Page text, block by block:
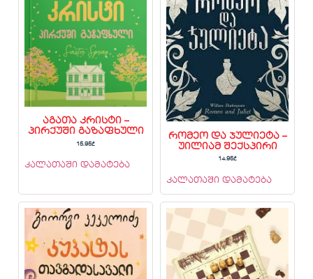
აგათა კრისტი –
პირქუში გაზაფხული
15.95₾
კალათაში დამატება
რომეო და ჯულიეტა –
უილიამ შექსპირი
14.95₾
კალათაში დამატება